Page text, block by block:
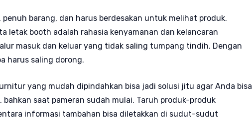
barang, dan harus berdesakan untuk melihat produk.
letak booth adalah rahasia kenyamanan dan kelancaran
masuk dan keluar yang tidak saling tumpang tindih. Dengan
harus saling dorong.
yang mudah dipindahkan bisa jadi solusi jitu agar Anda bisa
saat pameran sudah mulai. Taruh produk-produk
informasi tambahan bisa diletakkan di sudut-sudut